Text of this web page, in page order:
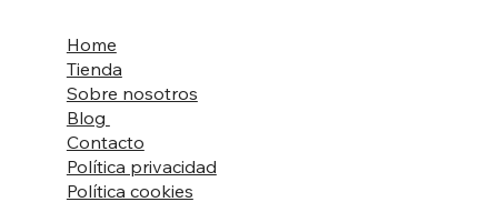
Home
Tienda
Sobre nosotros
Blog
Contacto
Política privacidad
Política cookies